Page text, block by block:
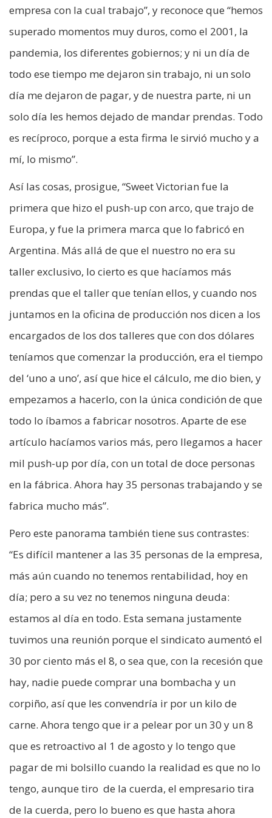
empresa con la cual trabajo”, y reconoce que “hemos
superado momentos muy duros, como el 2001, la
pandemia, los diferentes gobiernos; y ni un día de
todo ese tiempo me dejaron sin trabajo, ni un solo
día me dejaron de pagar, y de nuestra parte, ni un
solo día les hemos dejado de mandar prendas. Todo
es recíproco, porque a esta firma le sirvió mucho y a
mí, lo mismo”.
Así las cosas, prosigue, “Sweet Victorian fue la
primera que hizo el push-up con arco, que trajo de
Europa, y fue la primera marca que lo fabricó en
Argentina. Más allá de que el nuestro no era su
taller exclusivo, lo cierto es que hacíamos más
prendas que el taller que tenían ellos, y cuando nos
juntamos en la oficina de producción nos dicen a los
encargados de los dos talleres que con dos dólares
teníamos que comenzar la producción, era el tiempo
del ‘uno a uno’, así que hice el cálculo, me dio bien, y
empezamos a hacerlo, con la única condición de que
todo lo íbamos a fabricar nosotros. Aparte de ese
artículo hacíamos varios más, pero llegamos a hacer
mil push-up por día, con un total de doce personas
en la fábrica. Ahora hay 35 personas trabajando y se
fabrica mucho más”.
Pero este panorama también tiene sus contrastes:
“Es difícil mantener a las 35 personas de la empresa,
más aún cuando no tenemos rentabilidad, hoy en
día; pero a su vez no tenemos ninguna deuda:
estamos al día en todo. Esta semana justamente
tuvimos una reunión porque el sindicato aumentó el
30 por ciento más el 8, o sea que, con la recesión que
hay, nadie puede comprar una bombacha y un
corpiño, así que les convendría ir por un kilo de
carne. Ahora tengo que ir a pelear por un 30 y un 8
que es retroactivo al 1 de agosto y lo tengo que
pagar de mi bolsillo cuando la realidad es que no lo
tengo, aunque tiro de la cuerda, el empresario tira
de la cuerda, pero lo bueno es que hasta ahora